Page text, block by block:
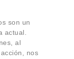
son un
actual.
al
nos